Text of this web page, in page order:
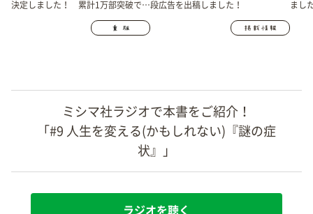
決定しました！ 累計1万部突破で
段広告を出稿しました！
まし
ミシマ社ラジオで本書をご紹介！
「#9 人生を変える(かもしれない)『謎の症
状』」
ラジオを聴く